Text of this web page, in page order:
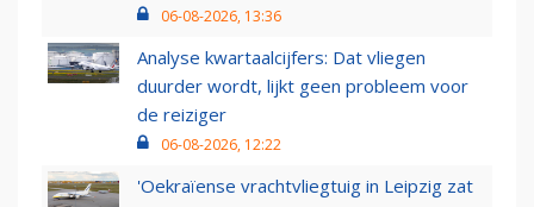
06-08-2026, 13:36
Analyse kwartaalcijfers: Dat vliegen
duurder wordt, lijkt geen probleem voor
de reiziger
06-08-2026, 12:22
'Oekraïense vrachtvliegtuig in Leipzig zat